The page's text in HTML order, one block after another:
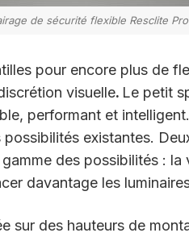
de sécurité flexible Resclite Pro
pour encore plus de
visuelle. Le petit
performant et
existantes.
des possibilités :
davantage les
sur des hauteurs de